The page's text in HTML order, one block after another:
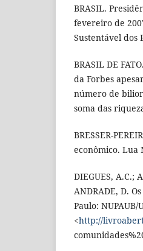
BRASIL.
fevereiro de
Sustentável dos
BRASIL DE
da Forbes
número de
soma das
BRESSER-
econômico. Lua
DIEGUES, A.C.;
ANDRADE, D.
Paulo: NUPAUB/
<http://